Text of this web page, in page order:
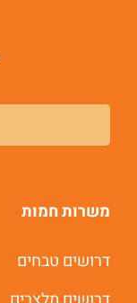
משרות חמות
דרושים טבחים